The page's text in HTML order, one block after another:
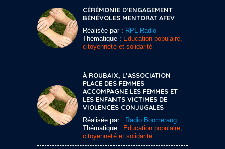
CÉRÉMONIE D’ENGAGEMENT
BÉNÉVOLES MENTORAT AFEV
Réalisée par : RPL Radio
Thématique : Education populaire,
citoyenneté et solidarité
À ROUBAIX, L’ASSOCIATION
PLACE DES FEMMES
ACCOMPAGNE LES FEMMES ET
LES ENFANTS VICTIMES DE
VIOLENCES CONJUGALES
Réalisée par : Radio Boomerang
Thématique : Education populaire,
citoyenneté et solidarité